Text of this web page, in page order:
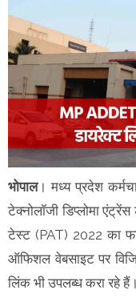
भोपाल। मध्य प्रदेश
टेक्नोलॉजी डिप्लोमा
टेस्ट (PAT) 2022 का
ऑफिशल वेबसाइट पर
लिंक भी उपलब्ध करा रहे हैं।